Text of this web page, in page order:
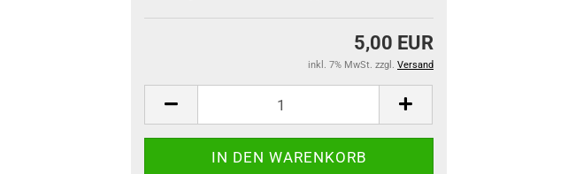
5,00 EUR
inkl. 7% MwSt. zzgl. Versand